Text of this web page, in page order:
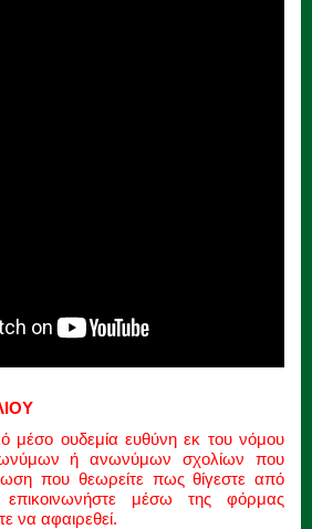
μέσο ουδεμία ευθύνη εκ του νόμου
ή ανωνύμων σχολίων που
που θεωρείτε πως θίγεστε από
μέσω της φόρμας
να αφαιρεθεί.